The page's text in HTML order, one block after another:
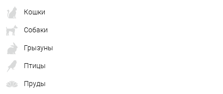
Кошки
Собаки
Грызуны
Птицы
Пруды